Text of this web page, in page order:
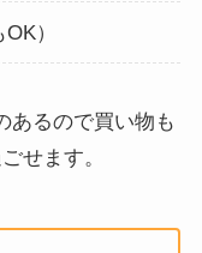
）
あるので買い物も
せます。